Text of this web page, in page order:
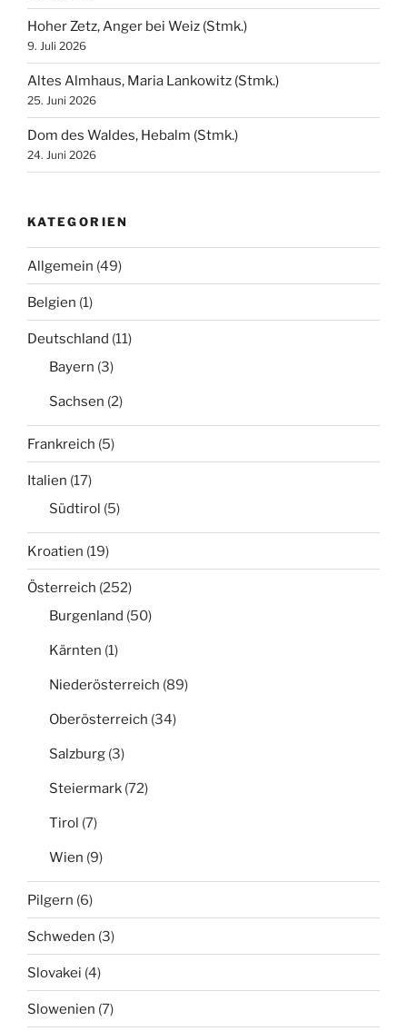
Hoher Zetz, Anger bei Weiz (Stmk.)
9. Juli 2026
Altes Almhaus, Maria Lankowitz (Stmk.)
25. Juni 2026
Dom des Waldes, Hebalm (Stmk.)
24. Juni 2026
KATEGORIEN
Allgemein (49)
Belgien (1)
Deutschland (11)
Bayern (3)
Sachsen (2)
Frankreich (5)
Italien (17)
Südtirol (5)
Kroatien (19)
Österreich (252)
Burgenland (50)
Kärnten (1)
Niederösterreich (89)
Oberösterreich (34)
Salzburg (3)
Steiermark (72)
Tirol (7)
Wien (9)
Pilgern (6)
Schweden (3)
Slovakei (4)
Slowenien (7)